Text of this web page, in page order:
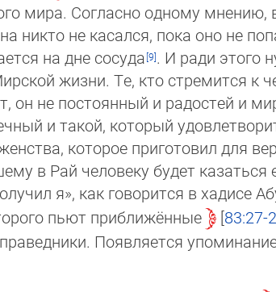
мира. Согласно одному мнению,
никто не касался, пока оно не
на дне сосуда
. И ради этого
жизни. Те, кто стремится
он не посто­янный и радостей и
и такой, который
которое приго­товил для
в Рай человеку будет казаться
я», как говорится в хадисе
пьют прибли­жённые
83:27-
Появ­ляется